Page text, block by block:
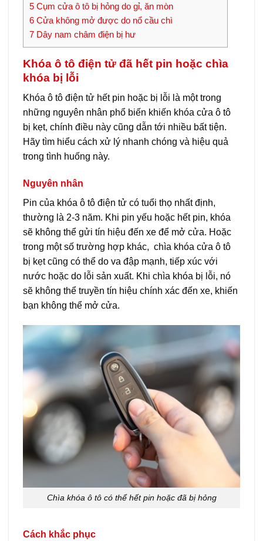
5 Cụm cửa ô tô bị hỏng do gỉ, ăn mòn
6 Cửa không mở được do nổ cầu chì
7 Dây nam châm điện bị hư
Khóa ô tô điện tử đã hết pin hoặc chìa
khóa bị lỗi
Khóa ô tô điện tử hết pin hoặc bị lỗi là một trong
những nguyên nhân phổ biến khiến khóa cửa ô tô
bị kẹt, chính điều này cũng dẫn tới nhiều bất tiện.
Hãy tìm hiểu cách xử lý nhanh chóng và hiệu quả
trong tình huống này.
Nguyên nhân
Pin của khóa ô tô điện tử có tuổi thọ nhất định,
thường là 2-3 năm. Khi pin yếu hoặc hết pin, khóa
sẽ không thể gửi tín hiệu đến xe để mở cửa. Hoặc
trong một số trường hợp khác, chìa khóa cửa ô tô
bị kẹt cũng có thể do va đập mạnh, tiếp xúc với
nước hoặc do lỗi sản xuất. Khi chìa khóa bị lỗi, nó
sẽ không thể truyền tín hiệu chính xác đến xe, khiến
bạn không thể mở cửa.
Chìa khóa ô tô có thể hết pin hoặc đã bị hỏng
Cách khắc phục